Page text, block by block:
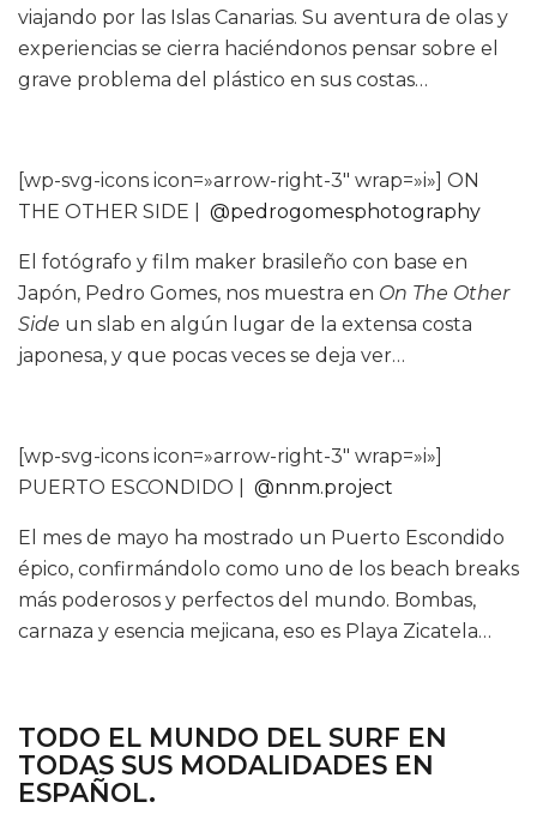
viajando por las Islas Canarias. Su aventura de olas y
experiencias se cierra haciéndonos pensar sobre el
grave problema del plástico en sus costas…
[wp-svg-icons icon=»arrow-right-3″ wrap=»i»] ON
THE OTHER SIDE | @pedrogomesphotography
El fotógrafo y film maker brasileño con base en
Japón, Pedro Gomes, nos muestra en On The Other
Side un slab en algún lugar de la extensa costa
japonesa, y que pocas veces se deja ver…
[wp-svg-icons icon=»arrow-right-3″ wrap=»i»]
PUERTO ESCONDIDO | @nnm.project
El mes de mayo ha mostrado un Puerto Escondido
épico, confirmándolo como uno de los beach breaks
más poderosos y perfectos del mundo. Bombas,
carnaza y esencia mejicana, eso es Playa Zicatela…
TODO EL MUNDO DEL SURF EN
TODAS SUS MODALIDADES EN
ESPAÑOL.